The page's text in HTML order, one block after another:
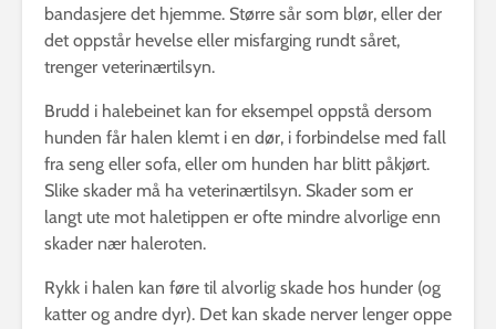
bandasjere det hjemme. Større sår som blør, eller der
det oppstår hevelse eller misfarging rundt såret,
trenger veterinærtilsyn.
Brudd i halebeinet kan for eksempel oppstå dersom
hunden får halen klemt i en dør, i forbindelse med fall
fra seng eller sofa, eller om hunden har blitt påkjørt.
Slike skader må ha veterinærtilsyn. Skader som er
langt ute mot haletippen er ofte mindre alvorlige enn
skader nær haleroten.
Rykk i halen kan føre til alvorlig skade hos hunder (og
katter og andre dyr). Det kan skade nerver lenger oppe